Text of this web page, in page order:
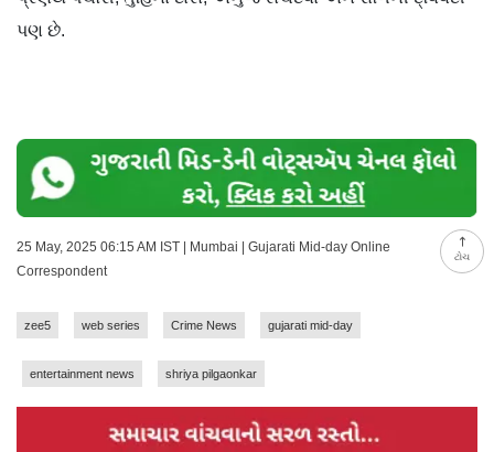
ટોચ
પણ છે.
25 May, 2025 06:15 AM IST | Mumbai | Gujarati Mid-day Online
Correspondent
zee5 web series Crime News gujarati mid-day
entertainment news shriya pilgaonkar